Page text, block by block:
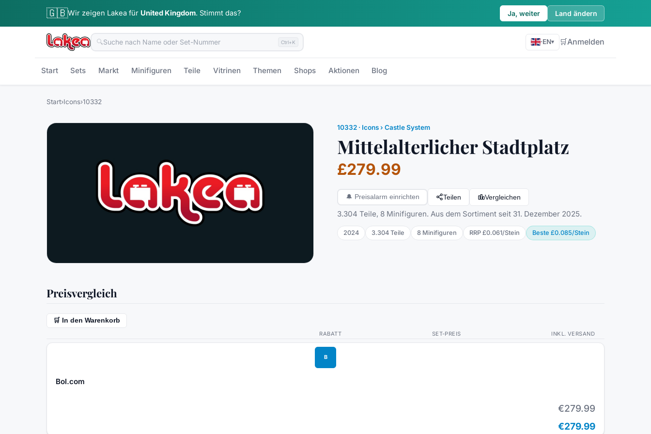
🇬🇧Wir zeigen Lakea für United Kingdom. Stimmt das? Ja, weiter Land ändern
🔍 Ctrl+K ·EN▾ 🛒Anmelden
Start Sets Markt Minifiguren Teile Vitrinen Themen Shops Aktionen Blog
Start›Icons›10332
10332 · Icons› Castle System
Mittelalterlicher Stadtplatz
£279.99
🔔 Preisalarm einrichten Teilen Vergleichen
3.304 Teile, 8 Minifiguren. Aus dem Sortiment seit 31. Dezember 2025.
2024 3.304 Teile 8 Minifiguren RRP £0.061/Stein Beste £0.085/Stein
Preisvergleich
🛒 In den Warenkorb
RABATT SET-PREIS INKL. VERSAND
B
Bol.com
€279.99
€279.99